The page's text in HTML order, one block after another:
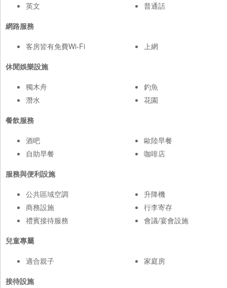
英文
普通話
網路服務
客房皆有免費Wi-Fi
上網
休閒娛樂設施
獨木舟
潛水
釣魚
花園
餐飲服務
酒吧
自助早餐
歐陸早餐
咖啡店
服務與便利設施
公共區域空調
商務設施
禮賓接待服務
升降機
行李寄存
會議/宴會設施
兒童專屬
適合親子
家庭房
接待設施